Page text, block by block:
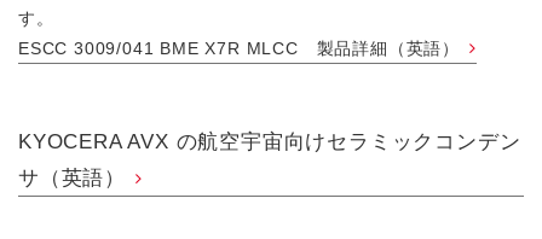
す。
ESCC 3009/041 BME X7R MLCC 製品詳細（英語）
KYOCERA AVX の航空宇宙向けセラミックコンデン
サ（英語）